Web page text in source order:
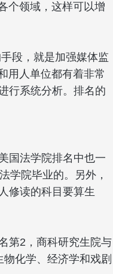
个领域，这样可以增
段，就是加强媒体监
用人单位都有着非常
行系统分析。排名的
国法学院排名中也一
学院毕业的。另外，
修读的科目要算生
第2，商科研究生院与
化学、经济学和戏剧